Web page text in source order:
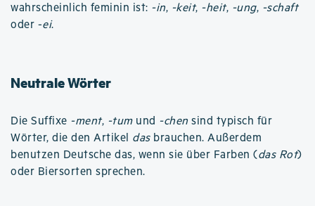
wahrscheinlich feminin ist: -in, -keit, -heit, -ung, -schaft
oder -ei.
Neutrale Wörter
Die Suffixe -ment, -tumund -chen sind typisch für
Wörter, die den Artikel dasbrauchen. Außerdem
benutzen Deutsche das, wenn sie über Farben (das Rot)
oder Biersorten sprechen.